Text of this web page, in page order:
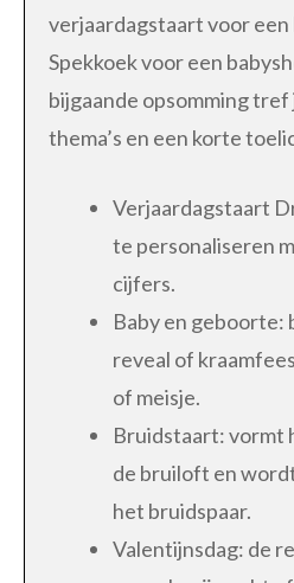
verjaardagstaart voor
Spekkoek voor een
bijgaande opsomming
thema’s en een korte
Verjaardagstaart
te personaliseren
cijfers.
Baby en geboorte:
reveal of
of meisje.
Bruidstaart: vormt
de bruiloft en
het bruidspaar.
Valentijnsdag: de